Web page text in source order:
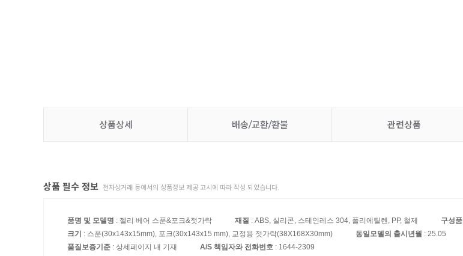
상품상세 배송/교환/환불 관련상품
상품 필수 정보 전자상거래 등에서의 상품정보 제공 고시에 따라 작성 되었습니다.
품명 및 모델명 : 젤리 베어 스푼&포크&젓가락 재질 : ABS, 실리콘, 스테인레스 304, 폴리에틸렌, PP, 철제 구성품
크기 : 스푼(30x143x15mm), 포크(30x143x15 mm), 교정용 젓가락(38X168X30mm) 동일모델의 출시년월 : 25.05
품질보증기준 : 상세페이지 내 기재 A/S 책임자와 전화번호 : 1644-2309